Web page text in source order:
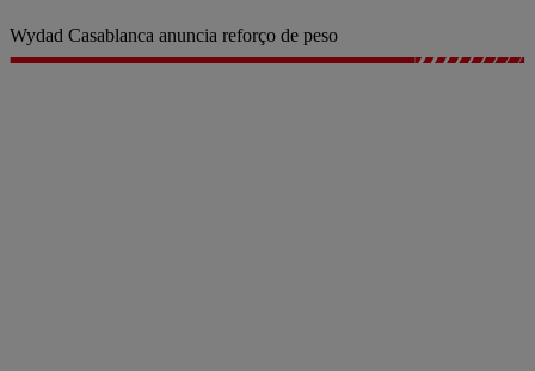
Wydad Casablanca anuncia reforço de peso